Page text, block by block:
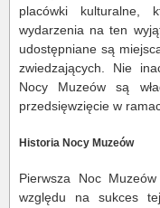
placówki kulturalne,
wydarzenia na ten
udostępniane są
zwiedzających. Nie
Nocy Muzeów są
przedsięwzięcie w
Historia Nocy Muzeów
Pierwsza Noc
względu na sukces